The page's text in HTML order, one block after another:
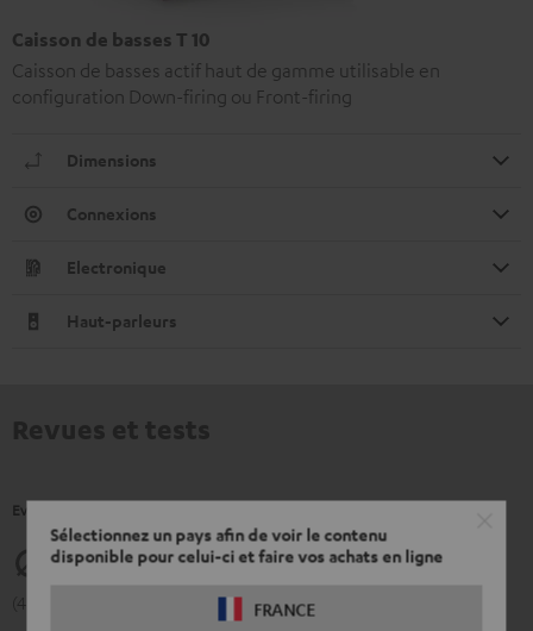
Sélectionnez un pays afin de voir le contenu
disponible pour celui-ci et faire vos achats en ligne
FRANCE
Caisson de basses T 10
Caisson de basses actif haut de gamme utilisable en
configuration Down-firing ou Front-firing
Dimensions
Connexions
Electronique
Haut-parleurs
Evaluations de nos client(e)s pour ce produit.
4.9
(4.9 de 5 pour 42 Evaluations)